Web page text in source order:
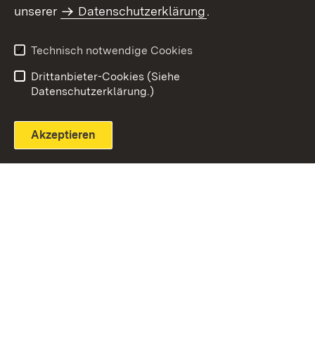
unserer
Datenschutzerklärung.
Technisch notwendige Cookies
Drittanbieter-Cookies (Siehe
Datenschutzerklärung.)
Akzeptieren